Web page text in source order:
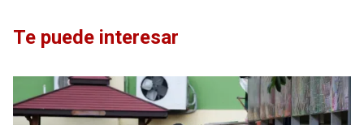
Te puede interesar